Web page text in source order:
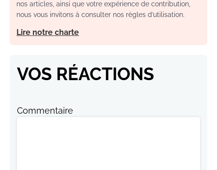
nos articles, ainsi que votre expérience de contribution,
nous vous invitons à consulter nos règles d’utilisation.
Lire notre charte
VOS RÉACTIONS
Commentaire